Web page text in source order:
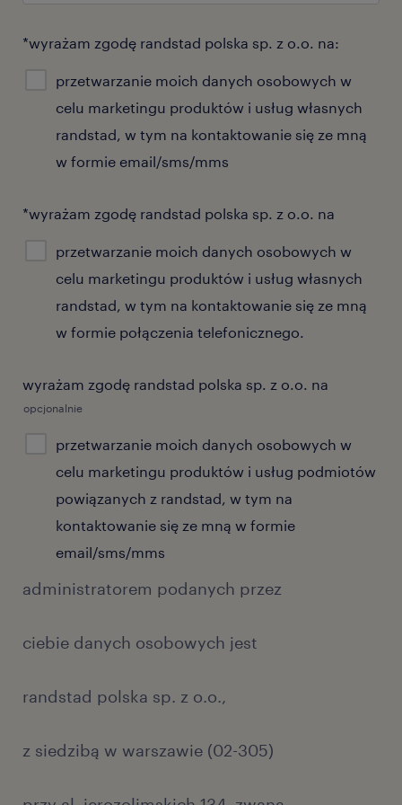
*wyrażam zgodę randstad polska sp. z o.o. na:
przetwarzanie moich danych osobowych w
celu marketingu produktów i usług własnych
randstad, w tym na kontaktowanie się ze mną
w formie email/sms/mms
*wyrażam zgodę randstad polska sp. z o.o. na
przetwarzanie moich danych osobowych w
celu marketingu produktów i usług własnych
randstad, w tym na kontaktowanie się ze mną
w formie połączenia telefonicznego.
wyrażam zgodę randstad polska sp. z o.o. na
opcjonalnie
przetwarzanie moich danych osobowych w
celu marketingu produktów i usług podmiotów
powiązanych z randstad, w tym na
kontaktowanie się ze mną w formie
email/sms/mms
administratorem podanych przez
ciebie danych osobowych jest
randstad polska sp. z o.o.,
z siedzibą w warszawie (02-305)